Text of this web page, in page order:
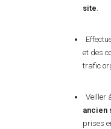
site.
et des
trafic
Veiller
ancien
prises